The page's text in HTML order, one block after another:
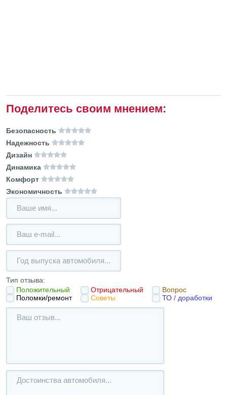
Поделитесь своим мнением:
Безопасность
Надежность
Дизайн
Динамика
Комфорт
Экономичность
Тип отзыва:
Положительный
Отрицательный
Вопрос
Поломки/ремонт
Советы ТО / доработки